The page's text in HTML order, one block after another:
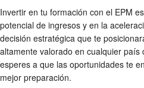
Invertir en tu formación con el EPM
potencial de ingresos y en la
decisión estratégica que te
altamente valorado en cualquier país
esperes a que las oportunidades te
mejor preparación.